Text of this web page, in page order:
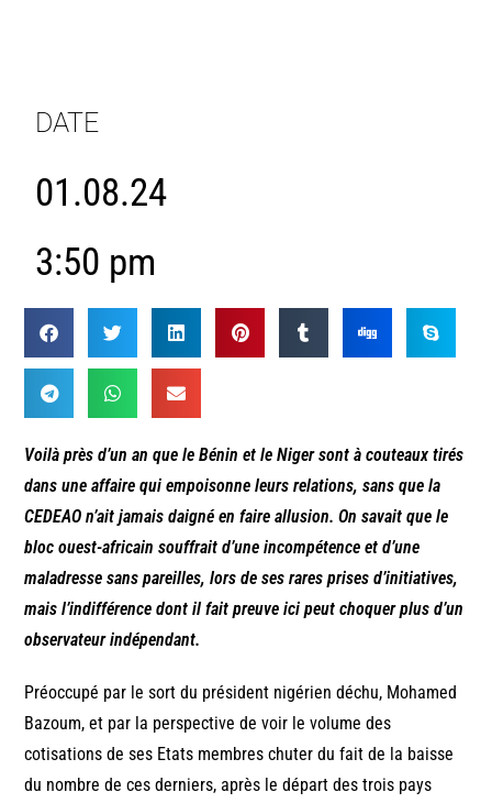
DATE
01.08.24
3:50 pm
Voilà près d’un an que le Bénin et le Niger sont à couteaux tirés
dans une affaire qui empoisonne leurs relations, sans que la
CEDEAO n’ait jamais daigné en faire allusion. On savait que le
bloc ouest-africain souffrait d’une incompétence et d’une
maladresse sans pareilles, lors de ses rares prises d’initiatives,
mais l’indifférence dont il fait preuve ici peut choquer plus d’un
observateur indépendant.
Préoccupé par le sort du président nigérien déchu, Mohamed
Bazoum, et par la perspective de voir le volume des
cotisations de ses Etats membres chuter du fait de la baisse
du nombre de ces derniers, après le départ des trois pays